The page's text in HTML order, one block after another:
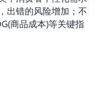
出错的风险增加；不
商品成本)等关键指